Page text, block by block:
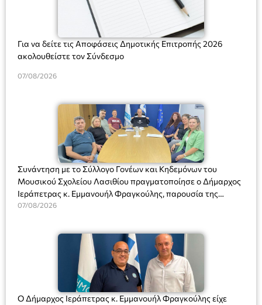
Για να δείτε τις Αποφάσεις Δημοτικής Επιτροπής 2026
ακολουθείστε τον Σύνδεσμο
07/08/2026
Συνάντηση με το Σύλλογο Γονέων και Κηδεμόνων του
Μουσικού Σχολείου Λασιθίου πραγματοποίησε ο Δήμαρχος
Ιεράπετρας κ. Εμμανουήλ Φραγκούλης, παρουσία της
Διευθύντριας του σχολείου κας Μαριάννας Χαΐτα.
07/08/2026
Ο Δήμαρχος Ιεράπετρας κ. Εμμανουήλ Φραγκούλης είχε